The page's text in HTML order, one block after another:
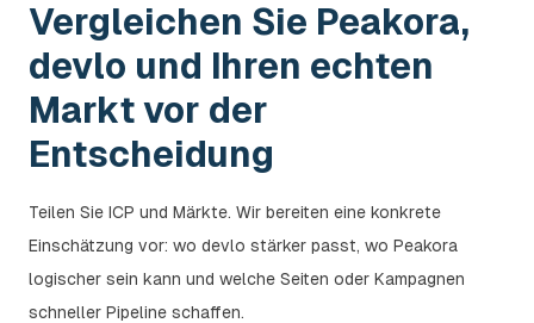
Vergleichen Sie Peakora,
devlo und Ihren echten
Markt vor der
Entscheidung
Teilen Sie ICP und Märkte. Wir bereiten eine konkrete
Einschätzung vor: wo devlo stärker passt, wo Peakora
logischer sein kann und welche Seiten oder Kampagnen
schneller Pipeline schaffen.